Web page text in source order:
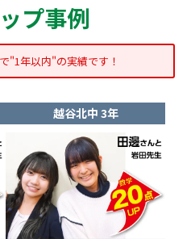
プ事例
"1年以内"の実績です！
越谷北中 3年